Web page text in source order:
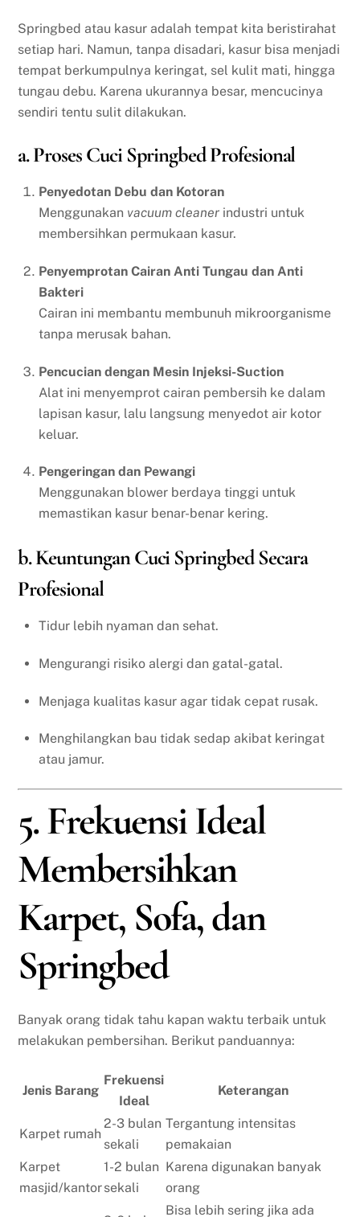
Springbed atau kasur adalah tempat kita beristirahat
setiap hari. Namun, tanpa disadari, kasur bisa menjadi
tempat berkumpulnya keringat, sel kulit mati, hingga
tungau debu. Karena ukurannya besar, mencucinya
sendiri tentu sulit dilakukan.
a. Proses Cuci Springbed Profesional
Penyedotan Debu dan Kotoran
Menggunakan vacuum cleaner industri untuk
membersihkan permukaan kasur.
Penyemprotan Cairan Anti Tungau dan Anti
Bakteri
Cairan ini membantu membunuh mikroorganisme
tanpa merusak bahan.
Pencucian dengan Mesin Injeksi-Suction
Alat ini menyemprot cairan pembersih ke dalam
lapisan kasur, lalu langsung menyedot air kotor
keluar.
Pengeringan dan Pewangi
Menggunakan blower berdaya tinggi untuk
memastikan kasur benar-benar kering.
b. Keuntungan Cuci Springbed Secara
Profesional
Tidur lebih nyaman dan sehat.
Mengurangi risiko alergi dan gatal-gatal.
Menjaga kualitas kasur agar tidak cepat rusak.
Menghilangkan bau tidak sedap akibat keringat
atau jamur.
5. Frekuensi Ideal
Membersihkan
Karpet, Sofa, dan
Springbed
Banyak orang tidak tahu kapan waktu terbaik untuk
melakukan pembersihan. Berikut panduannya:
Jenis Barang
Frekuensi
Ideal
Keterangan
Karpet rumah
2-3 bulan
sekali
Tergantung intensitas
pemakaian
Karpet
masjid/kantor
1-2 bulan
sekali
Karena digunakan banyak
orang
Bisa lebih sering jika ada